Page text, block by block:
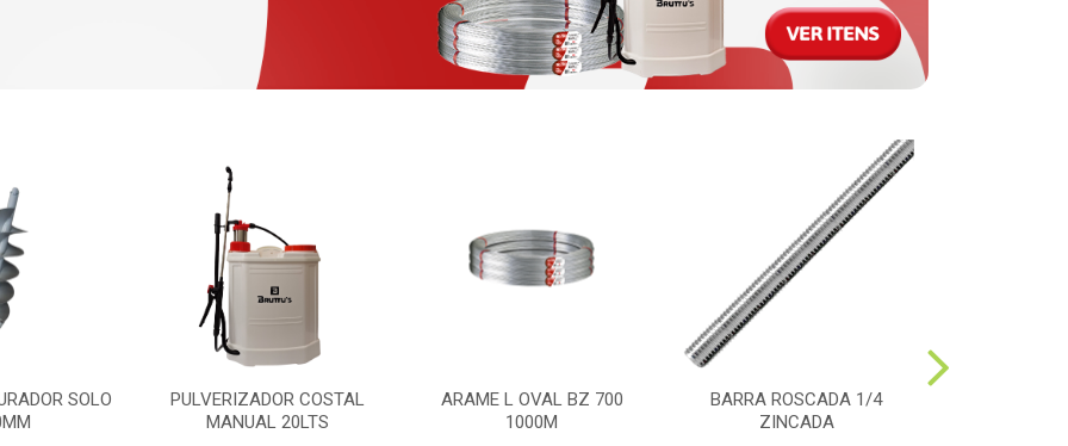
SOLO
PULVERIZADOR COSTAL
MANUAL 20LTS
ARAME L OVAL BZ 700
1000M
BARRA ROSCADA 1/4
ZINCADA